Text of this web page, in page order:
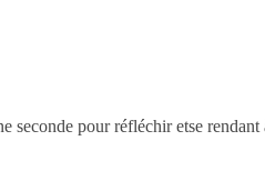
seconde pour réfléchir etse